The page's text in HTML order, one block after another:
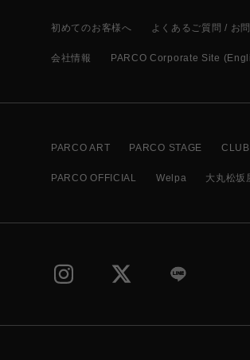
初めてのお客様へ よくあるご質問 / お
会社情報 PARCO Corporate Site
PARCO ART PARCO STAGE
PARCO OFFICIAL Welpa 大丸松坂